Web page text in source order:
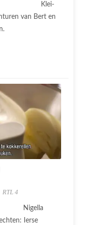
Klei-
van Bert en
RTL 4
Nigella
Ierse